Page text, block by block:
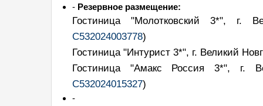
- Резервное размещение:
Гостиница "Молотковский 3*", г.
С532024003778)
Гостиница "Интурист 3*", г. Великий
Гостиница "Амакс Россия 3*", г.
С532024015327)
-